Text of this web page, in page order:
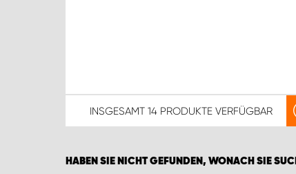
INSGESAMT 14 PRODUKTEVERFÜGBAR
HABEN SIE NICHT GEFUNDEN, WONACH SIE